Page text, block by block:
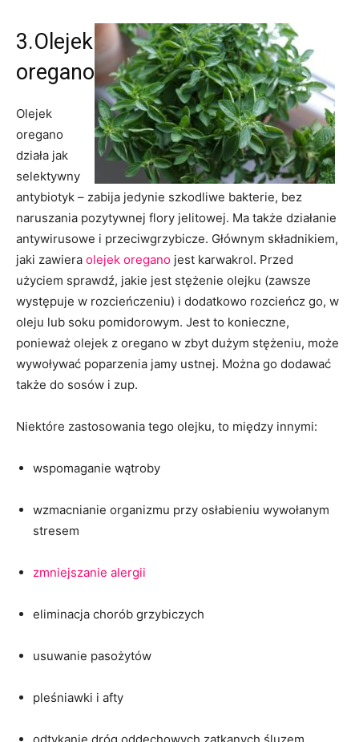
3.Olejek
oregano
Olejek
oregano
działa jak
selektywny
antybiotyk – zabija jedynie szkodliwe bakterie, bez
naruszania pozytywnej flory jelitowej. Ma także działanie
antywirusowe i przeciwgrzybicze. Głównym składnikiem,
jaki zawiera olejek oregano jest karwakrol. Przed
użyciem sprawdź, jakie jest stężenie olejku (zawsze
występuje w rozcieńczeniu) i dodatkowo rozcieńcz go, w
oleju lub soku pomidorowym. Jest to konieczne,
ponieważ olejek z oregano w zbyt dużym stężeniu, może
wywoływać poparzenia jamy ustnej. Można go dodawać
także do sosów i zup.
Niektóre zastosowania tego olejku, to między innymi:
wspomaganie wątroby
wzmacnianie organizmu przy osłabieniu wywołanym
stresem
zmniejszanie alergii
eliminacja chorób grzybiczych
usuwanie pasożytów
pleśniawki i afty